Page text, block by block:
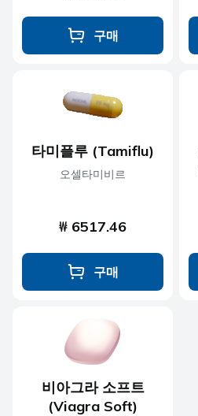
구매
타미플루 (Tamiflu)
오셀타미비르
₩ 6517.46
구매
비아그라 소프트
(Viagra Soft)